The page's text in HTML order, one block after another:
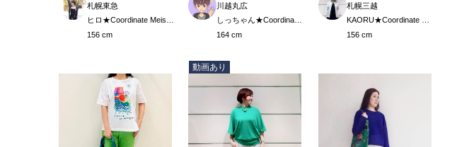
札幌東急
156 cm
川越丸広
164 cm
札幌三越
156 cm
動画あり